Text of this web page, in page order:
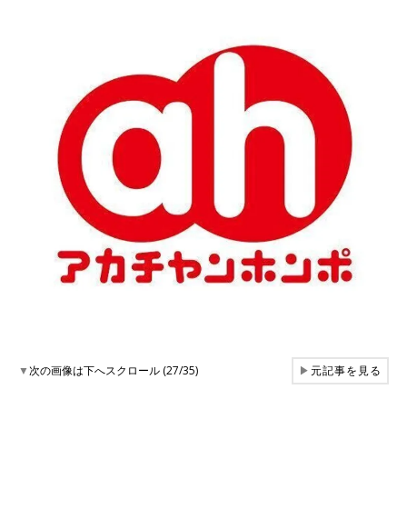
▼次の画像は下へスクロール (27/35) ▶元記事を見る